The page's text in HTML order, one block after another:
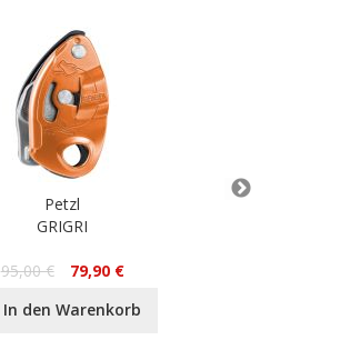
Petzl
GRIGRI
95,00 €
79,90 €
In den Warenkorb